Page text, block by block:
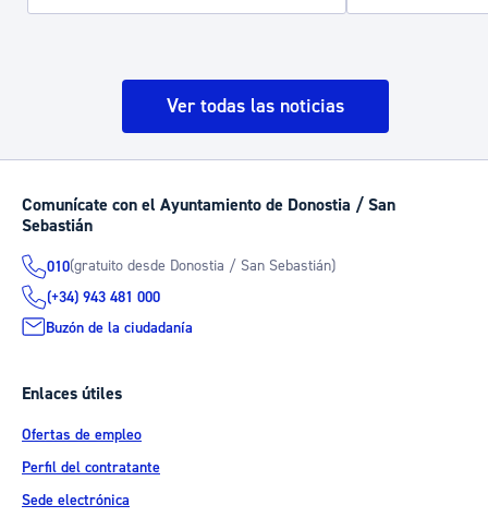
Ver todas las noticias
Comunícate con el Ayuntamiento de Donostia / San
Sebastián
010(gratuito desde Donostia / San Sebastián)
(+34) 943 481 000
Buzón de la ciudadanía
Enlaces útiles
Ofertas de empleo
Perfil del contratante
Sede electrónica